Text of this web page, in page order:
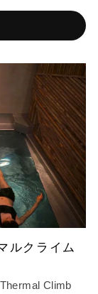
ルクライム
Climb